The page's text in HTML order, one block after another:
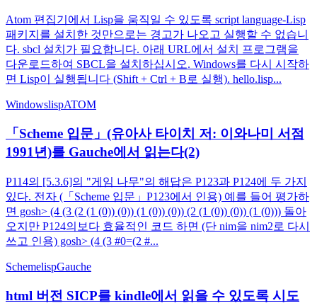
Atom 편집기에서 Lisp을 움직일 수 있도록 script language-Lisp
패키지를 설치한 것만으로는 경고가 나오고 실행할 수 없습니
다. sbcl 설치가 필요합니다. 아래 URL에서 설치 프로그램을
다운로드하여 SBCL을 설치하십시오. Windows를 다시 시작하
면 Lisp이 실행됩니다 (Shift + Ctrl + B로 실행). hello.lisp...
WindowslispATOM
「Scheme 입문」(유아사 타이치 저: 이와나미 서점
1991년)를 Gauche에서 읽는다(2)
P114의 [5.3.6]의 "게임 나무"의 해답은 P123과 P124에 두 가지
있다. 전자 (「Scheme 입문」P123에서 인용) 예를 들어 평가하
면 gosh> (4 (3 (2 (1 (0)) (0)) (1 (0)) (0)) (2 (1 (0)) (0)) (1 (0))) 돌아
오지만 P124의보다 효율적인 코드 하면 (단 nim을 nim2로 다시
쓰고 인용) gosh> (4 (3 #0=(2 #...
SchemelispGauche
html 버전 SICP를 kindle에서 읽을 수 있도록 시도